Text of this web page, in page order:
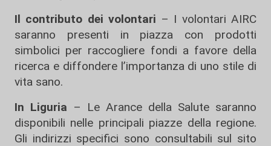
Il contributo dei volontari – I volontari AIRC
saranno presenti in piazza con prodotti
simbolici per raccogliere fondi a favore della
ricerca e diffondere l’importanza di uno stile di
vita sano.
In Liguria – Le Arance della Salute saranno
disponibili nelle principali piazze della regione.
Gli indirizzi specifici sono consultabili sul sito